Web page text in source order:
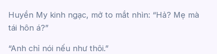
Huyền My kinh ngạc, mở to mắt nhìn: “Hả? Mẹ mà
tái hôn á?”
“Anh chỉ nói nếu như thôi.”